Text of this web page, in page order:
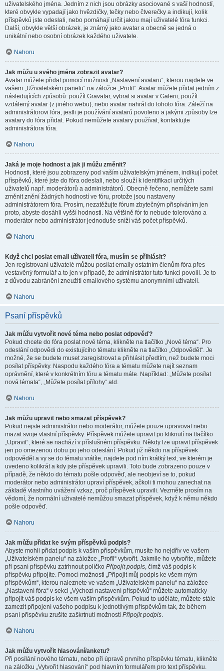
uživatelského jména. Jedním z nich jsou obrázky asociované s vaší hodností,
které obvykle vypadají jako hvězdičky, tečky nebo čtverečky a indikují, kolik
příspěvků jste odeslali, nebo pomáhají určit jakou mají uživatelé fóra funkci.
Další, obvykle větší obrázek, je známý jako avatar a obecně se jedná o
unikátní nebo osobní obrázek každého uživatele.
Nahoru
Jak můžu u svého jména zobrazit avatar?
Avatar můžete přidat pomocí možnosti „Nastavení avataru“, kterou najdete ve
vašem „Uživatelském panelu“ na záložce „Profil“. Avatar můžete přidat jedním z
následujících způsobů: použít Gravatar, vybrat si avatar v Galerii, použít
vzdálený avatar (z jiného webu), nebo avatar nahrát do tohoto fóra. Záleží na
administrátorovi fóra, jestli je používání avatarů povoleno a jakými způsoby lze
avatary do fóra přidat. Pokud nemůžete avatary používat, kontaktujte
administrátora fóra.
Nahoru
Jaká je moje hodnost a jak ji můžu změnit?
Hodnosti, které jsou zobrazeny pod vaším uživatelským jménem, indikují počet
příspěvků, které jste do fóra odeslali, nebo slouží k identifikaci určitých
uživatelů např. moderátorů a administrátorů. Obecně řečeno, nemůžete sami
změnit znění žádných hodností ve fóru, protože jsou nastaveny
administrátorem fóra. Prosím, nezatěžujte fórum zbytečným přispíváním jen
proto, abyste dosáhli vyšší hodnosti. Na většině fór to nebude tolerováno a
moderátor nebo administrátor jednoduše sníží váš počet příspěvků.
Nahoru
Když chci poslat email uživateli fóra, musím se přihlásit?
Jen registrovaní uživatelé můžou posílat emaily ostatním členům fóra přes
vestavěný formulář a to jen v případě, že administrátor tuto funkci povolil. Je to
z důvodu zabránění zneužití emailového systému anonymními uživateli.
Nahoru
Psaní příspěvků
Jak můžu vytvořit nové téma nebo poslat odpověď?
Pokud chcete do fóra poslat nové téma, klikněte na tlačítko „Nové téma“. Pro
odeslání odpovědi do existujícího tématu klikněte na tlačítko „Odpovědět“. Je
možné, že se budete muset zaregistrovat a přihlásit předtím, než budete moci
posílat příspěvky. Naspodu každého fóra a tématu můžete najít seznam
oprávnění, které v konkrétním fóru a tématu máte. Například: „Můžete posílat
nová témata“, „Můžete posílat přílohy“ atd.
Nahoru
Jak můžu upravit nebo smazat příspěvek?
Pokud nejste administrátor nebo moderátor, můžete pouze upravovat nebo
mazat svoje vlastní příspěvky. Příspěvek můžete upravit po kliknutí na tlačítko
„Upravit“, které se nachází v příslušném příspěvku. Někdy lze upravit příspěvek
jen po omezenou dobu po jeho odeslání. Pokud již někdo na příspěvek
odpověděl a vy se do tématu vrátíte, najdete pod ním krátký text, ve kterém je
uvedeno kolikrát a kdy jste příspěvek upravili. Toto bude zobrazeno pouze v
případě, že někdo do tématu pošle odpověď, ale neobjeví se to, pokud
moderátor nebo administrátor upraví příspěvek, ačkoli ti mohou zanechat na
základě vlastního uvážení vzkaz, proč příspěvek upravili. Vezměte prosím na
vědomí, že normální uživatelé nemůžou smazat příspěvek, když k němu někdo
pošle odpověď.
Nahoru
Jak můžu přidat ke svým příspěvků podpis?
Abyste mohli přidat podpis k vašim příspěvkům, musíte ho nejdřív ve vašem
„Uživatelském panelu“ na záložce „Profil“ vytvořit. Jakmile ho vytvoříte, můžete
při psaní příspěvku zatrhnout políčko Připojit podpis, čímž váš podpis k
příspěvku připojíte. Pomocí možnosti „Připojit můj podpis ke všem mým
příspěvkům“, kterou naleznete ve vašem „Uživatelském panelu“ na záložce
„Nastavení fóra“ v sekci „Výchozí nastavení příspěvků“ můžete automaticky
připojit váš podpis ke všem vašim příspěvkům. Pokud to uděláte, můžete stále
zamezit připojení vašeho podpisu k jednotlivým příspěvkům tak, že během
psaní příspěvku zrušíte zaškrtnutí možnosti Připojit podpis.
Nahoru
Jak můžu vytvořit hlasování/anketu?
Při posílání nového tématu, nebo při úpravě prvního příspěvku tématu, klikněte
na záložku „Vytvořit hlasování“ pod hlavním formulářem pro text příspěvku.